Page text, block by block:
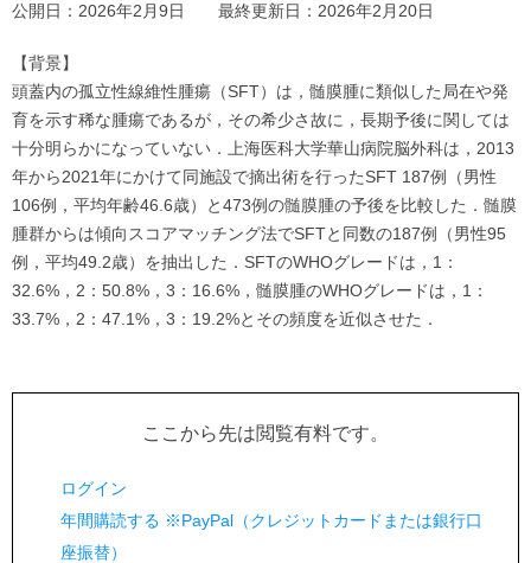
公開日： 2026年2月9日 最終更新日： 2026年2月20日
【背景】
頭蓋内の孤立性線維性腫瘍（SFT）は，髄膜腫に類似した局在や発
育を示す稀な腫瘍であるが，その希少さ故に，長期予後に関しては
十分明らかになっていない．上海医科大学華山病院脳外科は，2013
年から2021年にかけて同施設で摘出術を行ったSFT 187例（男性
106例，平均年齢46.6歳）と473例の髄膜腫の予後を比較した．髄膜
腫群からは傾向スコアマッチング法でSFTと同数の187例（男性95
例，平均49.2歳）を抽出した．SFTのWHOグレードは，1：
32.6%，2：50.8%，3：16.6%，髄膜腫のWHOグレードは，1：
33.7%，2：47.1%，3：19.2%とその頻度を近似させた．
ここから先は閲覧有料です。
ログイン
年間購読する ※PayPal（クレジットカードまたは銀行口
座振替）